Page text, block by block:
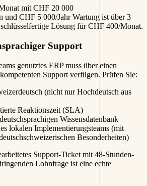
mit CHF 20 000
und CHF 5 000/Jahr Wartung ist über 3
Lösung für CHF 400/Monat.
Support
genutztes ERP muss über einen
Support verfügen. Prüfen Sie:
(nicht nur Hochdeutsch aus
Reaktionszeit (SLA)
Wissensdatenbank
lokalen Implementierungsteams (mit
Besonderheiten)
Support-Ticket mit 48-Stunden-
Lohnfrage ist eine echte